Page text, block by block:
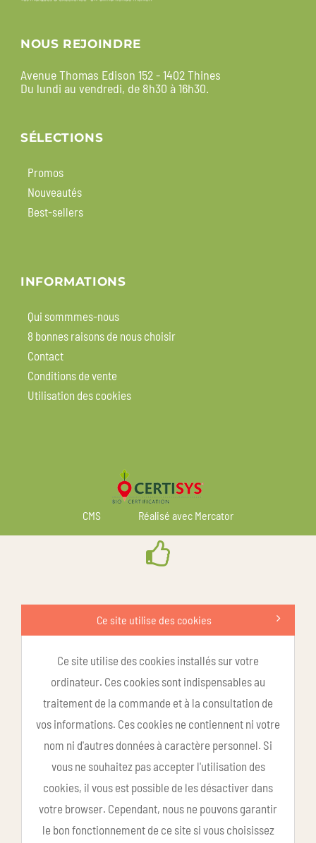
NOUS REJOINDRE
Avenue Thomas Edison 152 - 1402 Thines
Du lundi au vendredi, de 8h30 à 16h30.
SÉLECTIONS
Promos
Nouveautés
Best-sellers
INFORMATIONS
Qui sommmes-nous
8 bonnes raisons de nous choisir
Contact
Conditions de vente
Utilisation des cookies
CMS Réalisé avec Mercator
Ce site utilise des cookies
Ce site utilise des cookies installés sur votre
ordinateur. Ces cookies sont indispensables au
traitement de la commande et à la consultation de
vos informations. Ces cookies ne contiennent ni votre
nom ni d'autres données à caractère personnel. Si
vous ne souhaitez pas accepter l'utilisation des
cookies, il vous est possible de les désactiver dans
votre browser. Cependant, nous ne pouvons garantir
le bon fonctionnement de ce site si vous choisissez